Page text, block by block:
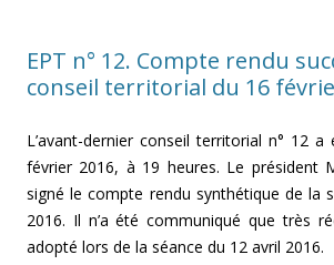
EPT n° 12. Compte rendu
conseil territorial du 16
L’avant-dernier conseil territorial n° 12
février 2016, à 19 heures. Le président
signé le compte rendu synthétique de la
2016. Il n’a été communiqué que très
adopté lors de la séance du 12 avril 2016.